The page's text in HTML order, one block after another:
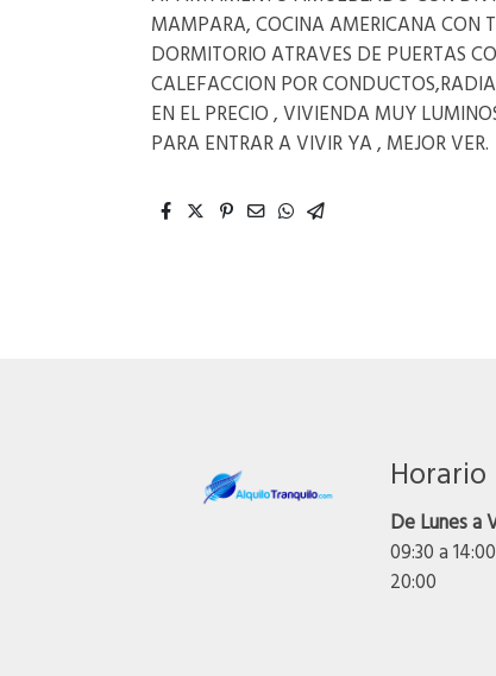
MAMPARA, COCINA AMERICANA CON
DORMITORIO ATRAVES DE PUERTAS
CALEFACCION POR
EN EL PRECIO , VIVIENDA MUY
PARA ENTRAR A VIVIR YA , MEJOR VER.
Horario
De Lunes a
09:30 a
20:00